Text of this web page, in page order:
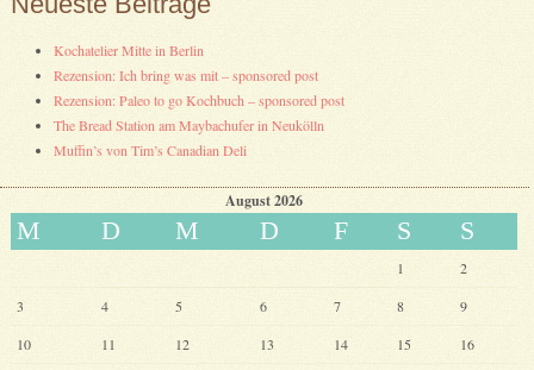
Kochatelier Mitte in Berlin
Rezension: Ich bring was mit – sponsored post
Rezension: Paleo to go Kochbuch – sponsored post
The Bread Station am Maybachufer in Neukölln
Muffin’s von Tim’s Canadian Deli
August 2026
M D M D F S S
1
2
3
4 5 6 7 8
9
10
11 12 13 14 15
16